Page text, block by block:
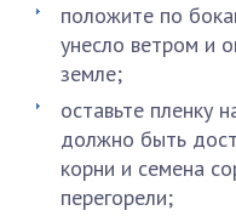
положите по
унесло ветром и
земле;
оставьте пленку
должно быть
корни и семена
перегорели;